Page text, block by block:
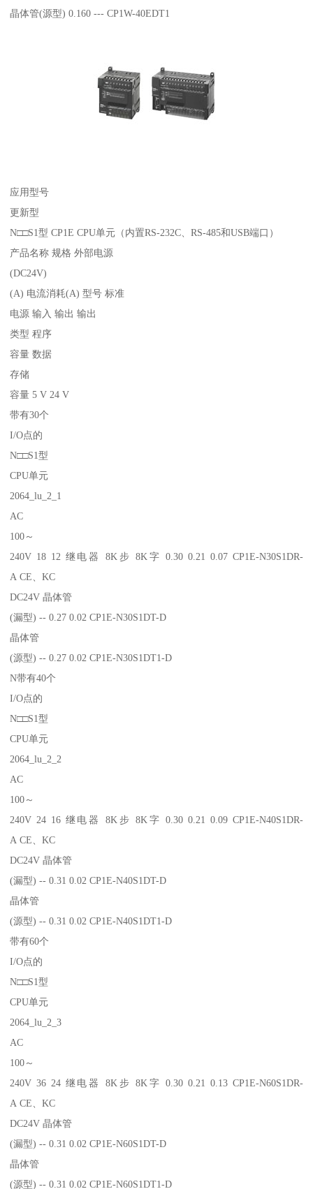
晶体管(源型) 0.160 --- CP1W-40EDT1
应用型号
更新型
N□□S1型 CP1E CPU单元（内置RS-232C、RS-485和USB端口）
产品名称 规格 外部电源
(DC24V)
(A) 电流消耗(A) 型号 标准
电源 输入 输出 输出
类型 程序
容量 数据
存储
容量 5 V 24 V
带有30个
I/O点的
N□□S1型
CPU单元
2064_lu_2_1
AC
100～
240V 18 12 继电器 8K步 8K字 0.30 0.21 0.07 CP1E-N30S1DR-
A CE、KC
DC24V 晶体管
(漏型) -- 0.27 0.02 CP1E-N30S1DT-D
晶体管
(源型) -- 0.27 0.02 CP1E-N30S1DT1-D
N带有40个
I/O点的
N□□S1型
CPU单元
2064_lu_2_2
AC
100～
240V 24 16 继电器 8K步 8K字 0.30 0.21 0.09 CP1E-N40S1DR-
A CE、KC
DC24V 晶体管
(漏型) -- 0.31 0.02 CP1E-N40S1DT-D
晶体管
(源型) -- 0.31 0.02 CP1E-N40S1DT1-D
带有60个
I/O点的
N□□S1型
CPU单元
2064_lu_2_3
AC
100～
240V 36 24 继电器 8K步 8K字 0.30 0.21 0.13 CP1E-N60S1DR-
A CE、KC
DC24V 晶体管
(漏型) -- 0.31 0.02 CP1E-N60S1DT-D
晶体管
(源型) -- 0.31 0.02 CP1E-N60S1DT1-D